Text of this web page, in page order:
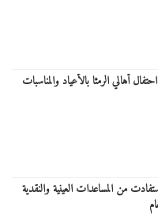
أهالي الرمثا بالأعياد والمناسبات
استفادت من المساعدات العينية والنقدية